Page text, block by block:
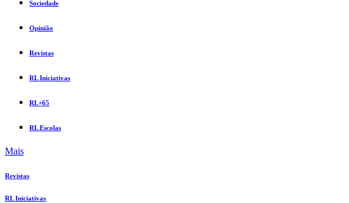
Sociedade
Opinião
Revistas
RL Iniciativas
RL+65
RL Escolas
Mais
Revistas
RL Iniciativas